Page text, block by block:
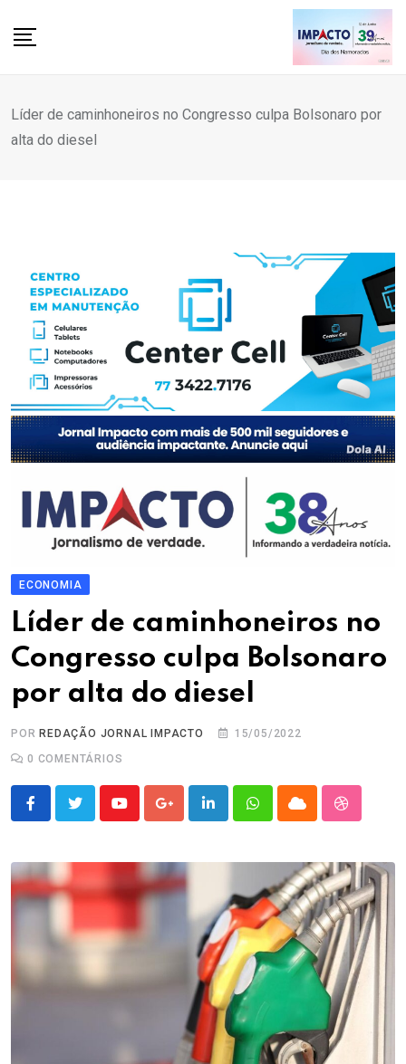
Líder de caminhoneiros no Congresso culpa Bolsonaro por
alta do diesel
ECONOMIA
Líder de caminhoneiros no
Congresso culpa Bolsonaro
por alta do diesel
POR REDAÇÃO JORNAL IMPACTO
15/05/2022
0 COMENTÁRIOS
YoutubeGoogle+LinkedInWhatsappCloud